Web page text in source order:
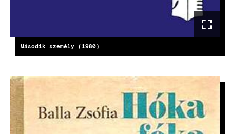
Második személy (1980)
KÉP